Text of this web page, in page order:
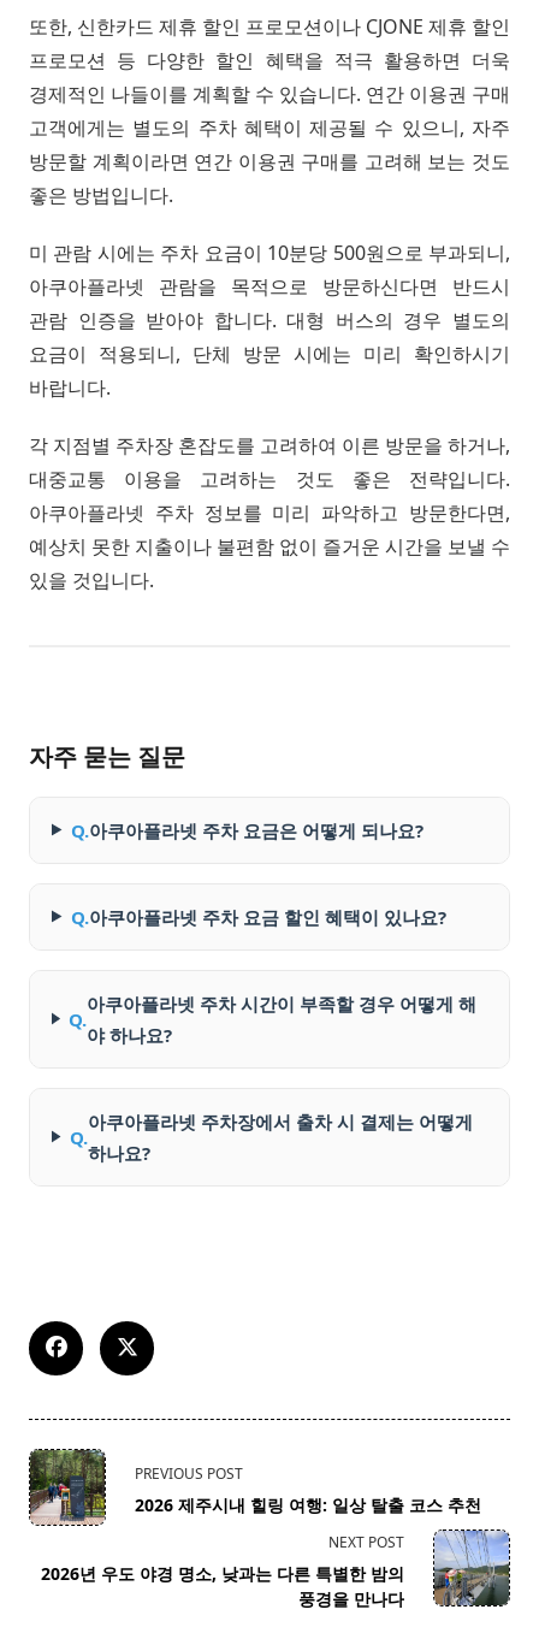
또한, 신한카드 제휴 할인 프로모션이나 CJONE 제휴 할인
프로모션 등 다양한 할인 혜택을 적극 활용하면 더욱
경제적인 나들이를 계획할 수 있습니다. 연간 이용권 구매
고객에게는 별도의 주차 혜택이 제공될 수 있으니, 자주
방문할 계획이라면 연간 이용권 구매를 고려해 보는 것도
좋은 방법입니다.
미 관람 시에는 주차 요금이 10분당 500원으로 부과되니,
아쿠아플라넷 관람을 목적으로 방문하신다면 반드시
관람 인증을 받아야 합니다. 대형 버스의 경우 별도의
요금이 적용되니, 단체 방문 시에는 미리 확인하시기
바랍니다.
각 지점별 주차장 혼잡도를 고려하여 이른 방문을 하거나,
대중교통 이용을 고려하는 것도 좋은 전략입니다.
아쿠아플라넷 주차 정보를 미리 파악하고 방문한다면,
예상치 못한 지출이나 불편함 없이 즐거운 시간을 보낼 수
있을 것입니다.
자주 묻는 질문
Q.아쿠아플라넷 주차 요금은 어떻게 되나요?
Q.아쿠아플라넷 주차 요금 할인 혜택이 있나요?
Q.
아쿠아플라넷 주차 시간이 부족할 경우 어떻게 해
야 하나요?
Q.
아쿠아플라넷 주차장에서 출차 시 결제는 어떻게
하나요?
<span
class="nav-
subtitle
reader-
PREVIOUS POST
2026 제주시내 힐링 여행: 일상 탈출 코스 추천
NEXT POST
2026년 우도 야경 명소, 낮과는 다른 특별한 밤의
풍경을 만나다